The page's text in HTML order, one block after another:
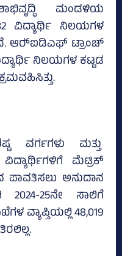
ಮಂಡಳಿಯ
ವಿದ್ಯಾರ್ಥಿ ನಿಲಯಗಳ
ಆರ್‍‌ಐಡಿಎಫ್‌ ಟ್ರಾಂಚ್‌
ನಿಲಯಗಳ ಕಟ್ಟಡ
ವರ್ಗಗಳು ಮತ್ತು
ಮೆಟ್ರಿಕ್‌
ಪಾವತಿಸಲು ಅನುದಾನ
25ನೇ ಸಾಲಿಗೆ
ವ್ಯಾಪ್ತಿಯಲ್ಲಿ 48,019